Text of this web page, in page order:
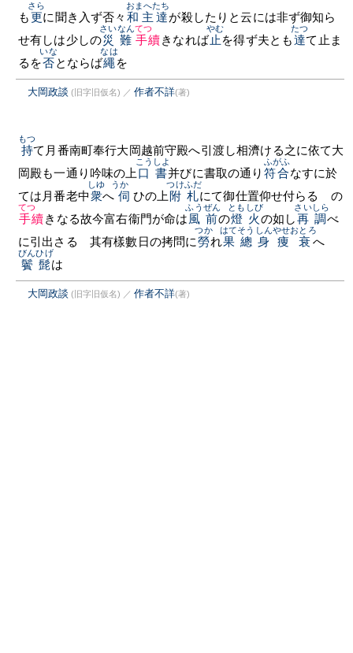
も更
さら
に聞き入ず否々 和主達
おまへたち
が殺したりと云には非ず御知ら
せ有しは少しの災難
さいなん
手續
てつゞ
きなれば止
やむ
を得ず夫とも達
たつ
て止ま
るを否
いな
とならば繩
なは
を
大岡政談 (旧字旧仮名) ／ 作者不詳(著)
持
もつ
て月番南町奉行大岡越前守殿へ引渡し相濟ける之に依て大
岡殿も一通り吟味の上 口書
こうしよ
并びに書取の通り 符合
ふがふ
なすに於
ては月番老中衆
しゆ
へ 伺
うかゞ
ひの上 附札
つけふだ
にて御仕置仰せ付らるゝの
手續
てつゞ
きなる故今富右衞門が命は 風前
ふうぜん
の燈火
ともしび
の如し再調
さいしら
べ
に引出さるゝ其有樣數日の拷問に勞
つか
れ果
はて
總身
そうしん
痩衰
やせおとろ
へ
鬢髭
びんひげ
は
大岡政談 (旧字旧仮名) ／ 作者不詳(著)